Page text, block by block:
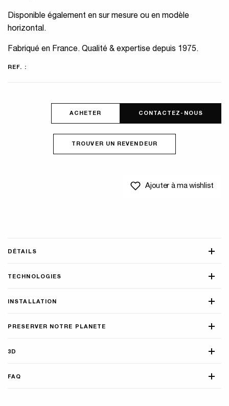
Disponible également en sur mesure ou en modèle
horizontal.
Fabriqué en France. Qualité & expertise depuis 1975.
REF. :
ACHETER
TROUVER UN REVENDEUR
CONTACTEZ-NOUS
Ajouter à ma wishlist
DÉTAILS
TECHNOLOGIES
INSTALLATION
PRESERVER NOTRE PLANETE
3D
FAQ